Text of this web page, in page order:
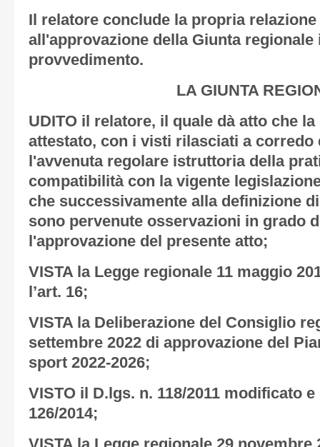
Il relatore conclude la propria
all'approvazione della Giunta regionale
provvedimento.
LA GIUNTA
UDITO il relatore, il quale dà atto che
attestato, con i visti rilasciati a corredo
l'avvenuta regolare istruttoria della
compatibilità con la vigente
che successivamente alla definizione
sono pervenute osservazioni in grado
l'approvazione del presente atto;
VISTA la Legge regionale 11 maggio
l’art. 16;
VISTA la Deliberazione del Consiglio
settembre 2022 di approvazione del
sport 2022-2026;
VISTO il D.lgs. n. 118/2011 modificato
126/2014;